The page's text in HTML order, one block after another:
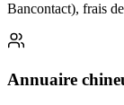
Bancontact), frais
Annuaire